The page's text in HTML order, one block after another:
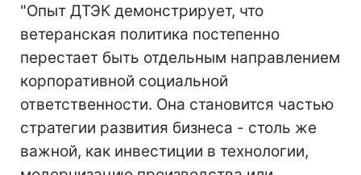
"Опыт ДТЭК демонстрирует, что
ветеранская политика постепенно
перестает быть отдельным направлением
корпоративной социальной
ответственности. Она становится частью
стратегии развития бизнеса - столь же
важной, как инвестиции в технологии,